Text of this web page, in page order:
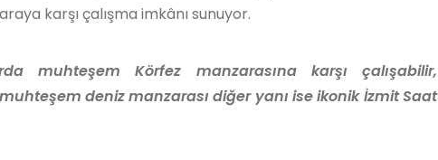
karşı çalışma imkânı sunuyor.
muhteşem Körfez manzarasına karşı çalışabilir,
deniz manzarası diğer yanı ise ikonik İzmit Saat